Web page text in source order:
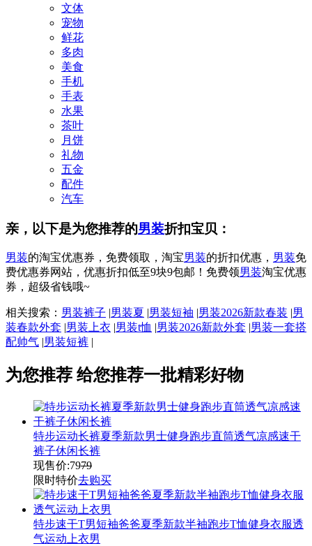
文体
宠物
鲜花
多肉
美食
手机
手表
水果
茶叶
月饼
礼物
五金
配件
汽车
亲，以下是为您推荐的男装折扣宝贝：
男装的淘宝优惠券，免费领取，淘宝男装的折扣优惠， 男装免
费优惠券网站，优惠折扣低至9块9包邮！免费领男装淘宝优惠
券，超级省钱哦~
相关搜索： 男装裤子 |男装夏 |男装短袖 |男装2026新款春装 |男
装春款外套 |男装上衣 |男装t恤 |男装2026新款外套 |男装一套搭
配帅气 |男装短裤 |
为您推荐 给您推荐一批精彩好物
特步运动长裤夏季新款男士健身跑步直筒透气凉感速干
裤子休闲长裤
现售价:7979
限时特价去购买
特步速干T男短袖爸爸夏季新款半袖跑步T恤健身衣服透
气运动上衣男